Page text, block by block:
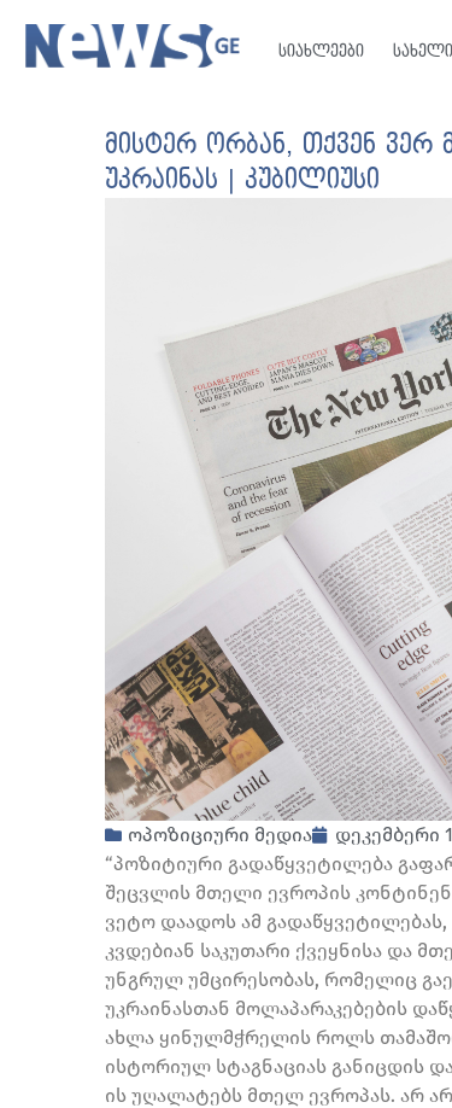
სიახლეები
მისტერ ორბან, თქვენ
უკრაინას | კუბილიუსი
ოპოზიციური მედია
დეკემბერი
“პოზიტიური გადაწყვეტილება
შეცვლის მთელი ევროპის
ვეტო დაადოს ამ
კვდებიან საკუთარი ქვეყნისა და
უნგრულ უმცირესობას, რომელიც
უკრაინასთან მოლაპარაკებების
ახლა ყინულმჭრელის როლს
ისტორიულ სტაგნაციას განიცდის
ის უღალატებს მთელ ევროპას. არ